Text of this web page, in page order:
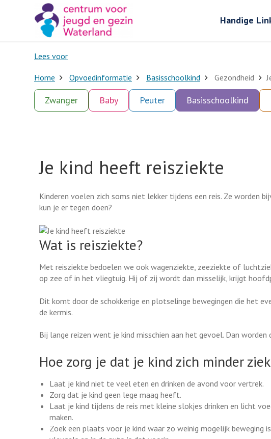
Handige
Lees voor
Home Opvoedinformatie Basisschoolkind Gezondheid
Zwanger Baby Peuter Basisschoolkind
Je kind heeft reisziekte
Kinderen voelen zich soms niet lekker tijdens een reis. Ze worden
kun je er tegen doen?
Wat is reisziekte?
Met reisziekte bedoelen we ook wagenziekte, zeeziekte of
op zee of in het vliegtuig. Hij of zij wordt dan misselijk, krijgt
Dit komt door de schokkerige en plotselinge bewegingen die het
de kermis.
Bij lange reizen went je kind misschien aan het gevoel. Dan worden
Hoe zorg je dat je kind zich minder
Laat je kind niet te veel eten en drinken de avond voor vertrek.
Zorg dat je kind geen lege maag heeft.
Laat je kind tijdens de reis met kleine slokjes drinken en licht
maken.
Zoek een plaats voor je kind waar zo weinig mogelijk beweging